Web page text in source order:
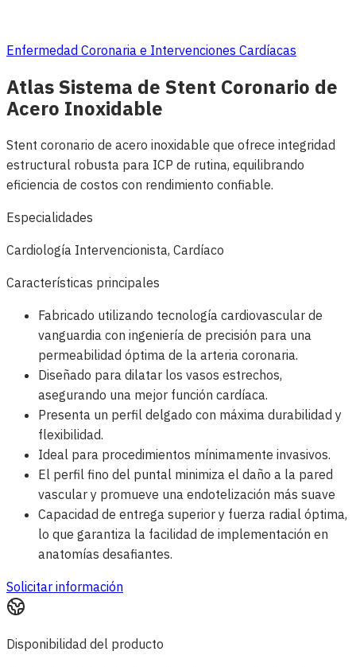
Enfermedad Coronaria e Intervenciones Cardíacas
Atlas Sistema de Stent Coronario de
Acero Inoxidable
Stent coronario de acero inoxidable que ofrece integridad
estructural robusta para ICP de rutina, equilibrando
eficiencia de costos con rendimiento confiable.
Especialidades
Cardiología Intervencionista, Cardíaco
Características principales
Fabricado utilizando tecnología cardiovascular de
vanguardia con ingeniería de precisión para una
permeabilidad óptima de la arteria coronaria.
Diseñado para dilatar los vasos estrechos,
asegurando una mejor función cardíaca.
Presenta un perfil delgado con máxima durabilidad y
flexibilidad.
Ideal para procedimientos mínimamente invasivos.
El perfil fino del puntal minimiza el daño a la pared
vascular y promueve una endotelización más suave
Capacidad de entrega superior y fuerza radial óptima,
lo que garantiza la facilidad de implementación en
anatomías desafiantes.
Solicitar información
Disponibilidad del producto